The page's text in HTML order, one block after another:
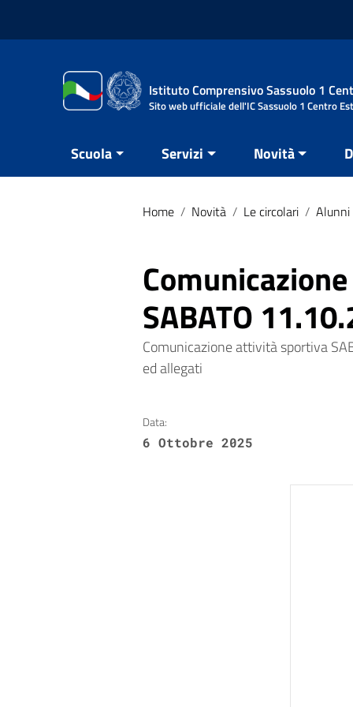
Istituto Comprensivo Sassuolo 1
Sito web ufficiale dell'IC Sassuolo 1 Centro Est
Scuola Servizi Novità
Home / Novità / Le circolari / Alunni
SABATO
Comunicazione attività sportiva
ed allegati
Data:
6 Ottobre 2025